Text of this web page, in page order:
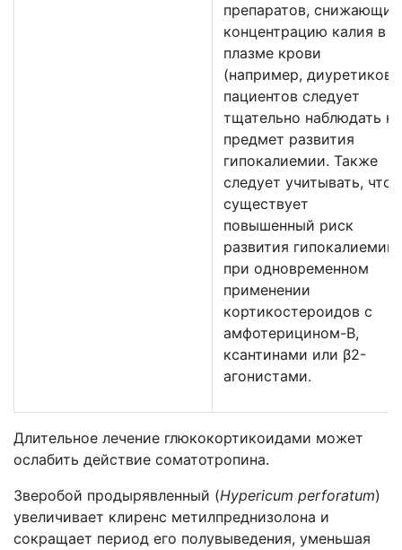
препаратов, снижающих
концентрацию калия в
плазме крови
(например, диуретиков),
пациентов следует
тщательно наблюдать на
предмет развития
гипокалиемии. Также
следует учитывать, что
существует
повышенный риск
развития гипокалиемии
при одновременном
применении
кортикостероидов с
амфотерицином-В,
ксантинами или β2-
агонистами.
Длительное лечение глюкокортикоидами может
ослабить действие соматотропина.
Зверобой продырявленный (Hypericum perforatum)
увеличивает клиренс метилпреднизолона и
сокращает период его полувыведения, уменьшая